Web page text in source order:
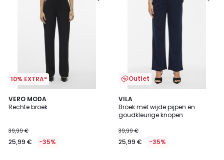
10% EXTRA*
VERO MODA
Rechte broek
39,99 €
25,99 € -35%
4,5
/ 5
Outlet
VILA
Broek met wijde pijpen en
goudkleurige knopen
39,99 €
25,99 € -35%
2
/
5